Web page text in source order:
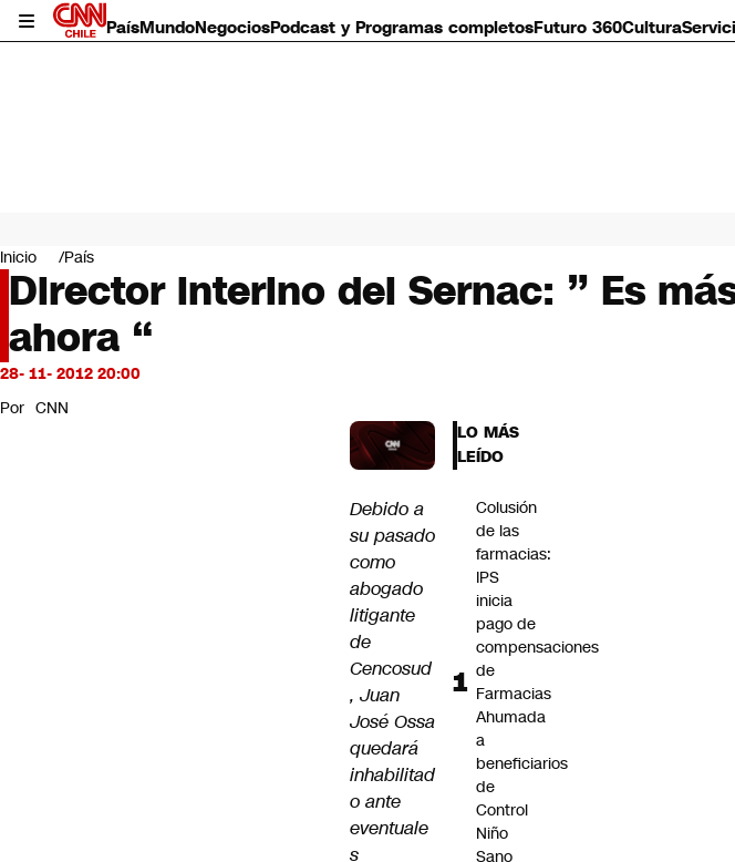
PaísMundoNegociosPodcast y Programas completosFuturo 360Cultura
Mundo
Negocios
Deportes
Programas completos
Cultura
Servicios
Bits
CNN Data
Inicio País
Director interino del Sernac: ” Es
ahora “
28- 11- 2012 20:00
Por CNN
Debido a
su pasado
como
abogado
litigante
de
Cencosud
, Juan
José Ossa
quedará
inhabilitad
o ante
eventuale
s
LO MÁS
LEÍDO
Colusión
de las
farmacias:
IPS
inicia
pago de
compensaciones
de
Farmacias
Ahumada
a
beneficiarios
de
Control
Niño
Sano